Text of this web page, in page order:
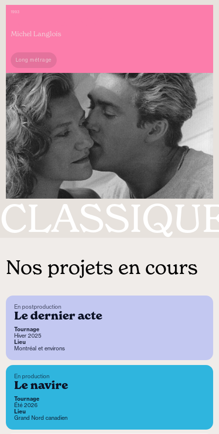
1993
Michel Langlois
Long métrage
Nos projets en cours
En postproduction
Le dernier acte
Tournage
Hiver 2025
Lieu
Montréal et environs
En production
Le navire
Tournage
Été 2026
Lieu
Grand Nord canadien